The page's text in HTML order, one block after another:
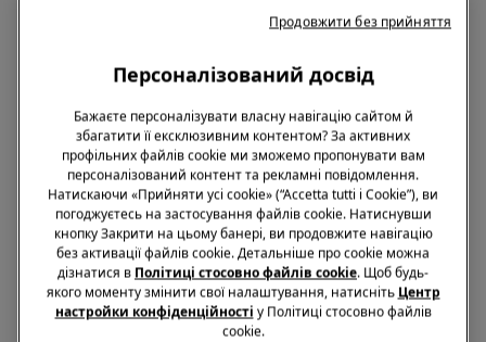
2 х 609 ₴ 2 х 609 ₴
Персоналізований досвід
Бажаєте персоналізувати власну навігацію сайтом й
збагатити її ексклюзивним контентом? За активних
профільних файлів cookie ми зможемо пропонувати вам
персоналізований контент та рекламні повідомлення.
Натискаючи «Прийняти усі cookie» (“Accetta tutti i Cookie”), ви
погоджуєтесь на застосування файлів cookie. Натиснувши
кнопку Закрити на цьому банері, ви продовжите навігацію
без активації файлів cookie. Детальніше про cookie можна
дізнатися в Політиці стосовно файлів cookie. Щоб будь-
якого моменту змінити свої налаштування, натисніть Центр
настройки конфіденційності у Політиці стосовно файлів
cookie.
Продовжити без прийняття